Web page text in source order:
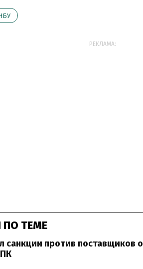
РЕКЛАМА:
ТЕМЕ
санкции против поставщиков